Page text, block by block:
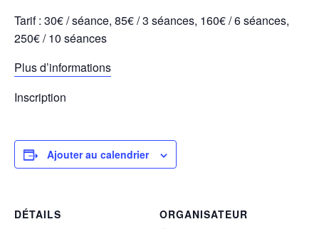
Tarif : 30€ / séance, 85€ / 3 séances, 160€ / 6 séances,
250€ / 10 séances
Plus d’informations
Inscription
Ajouter au calendrier
DÉTAILS
ORGANISATEUR